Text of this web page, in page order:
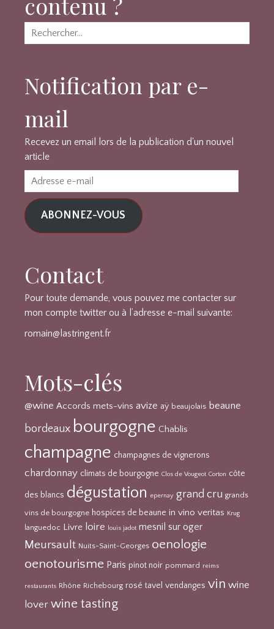
Rechercher :
Notification par e-
mail
Recevez un email lors de la publication d'un nouvel
article
Adresse
e-
mail
ABONNEZ-VOUS
Contact
Pour toute demande, vous pouvez me contacter sur
mon compte twitter ou à l’adresse e-mail suivante:
romain@lastringent.fr
Mots-clés
@wine Accords mets-vins avize aÿ beaujolais beaune
bordeaux bourgogne Chablis
champagne champagnes de vignerons
chardonnay climats de bourgogne Clos de Vougeot Corton côte
des blancs dégustation epernay grand cru grands
vins de bourgogne hospices de beaune in vino veritas Krug
languedoc Livre loire louis jadot mesnil sur oger
Meursault Nuits-Saint-Georges oenologie
oenotourisme Paris pinot noir pommard reims
restaurants Rhône Richebourg rosé tavel vendanges vin wine
lover wine tasting